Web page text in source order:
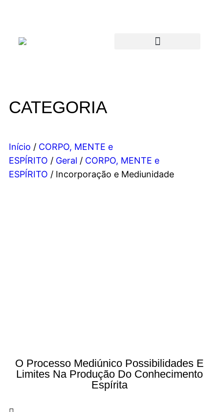
CATEGORIA
Início / CORPO, MENTE e
ESPÍRITO / Geral / CORPO, MENTE e
ESPÍRITO / Incorporação e Mediunidade
O Processo Mediúnico Possibilidades E
Limites Na Produção Do Conhecimento
Espírita